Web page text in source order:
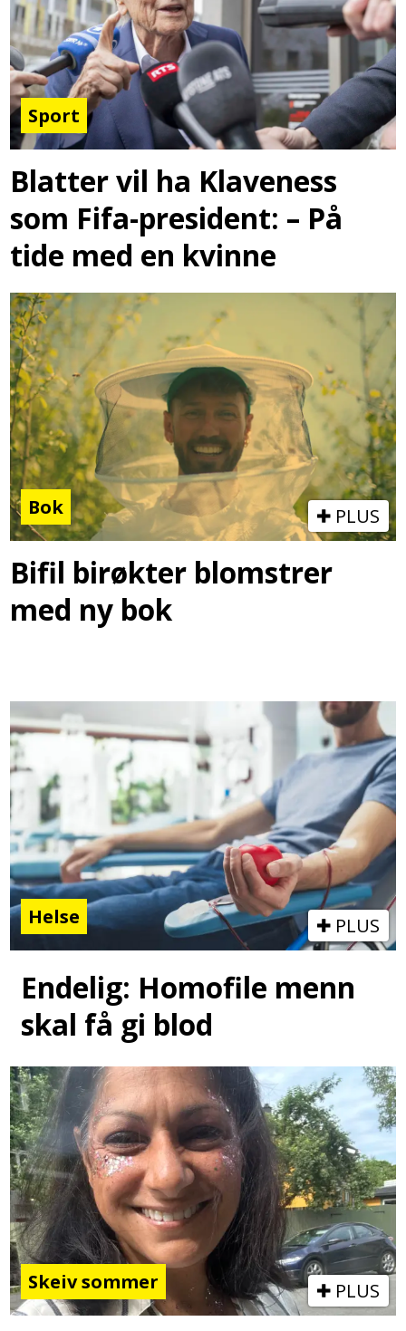
Sport
Blatter vil ha Klaveness
som Fifa-president: – På
tide med en kvinne
Bok PLUS
Bifil birøkter blomstrer
med ny bok
Helse PLUS
Endelig: Homofile menn
skal få gi blod
Skeiv sommer PLUS